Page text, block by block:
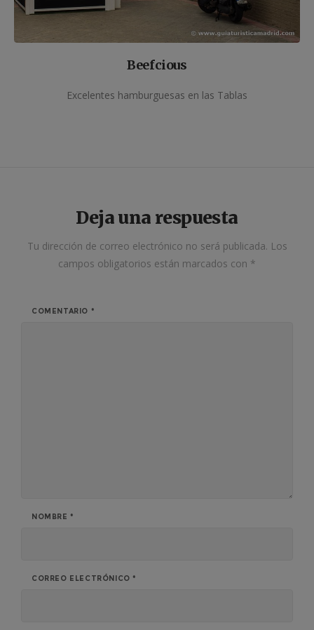
Beefcious
Excelentes hamburguesas en las Tablas
Deja una respuesta
Tu dirección de correo electrónico no será publicada. Los
campos obligatorios están marcados con *
COMENTARIO *
NOMBRE *
CORREO ELECTRÓNICO *